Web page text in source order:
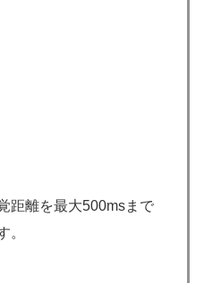
距離を最大500msまで
。